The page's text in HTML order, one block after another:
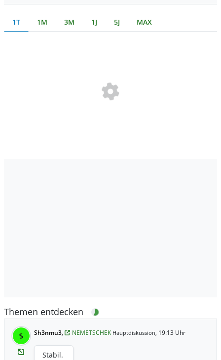
1T 1M 3M 1J 5J MAX
Themen entdecken
S Sh3nmu3, NEMETSCHEK Hauptdiskussion, 19:13 Uhr
Stabil.